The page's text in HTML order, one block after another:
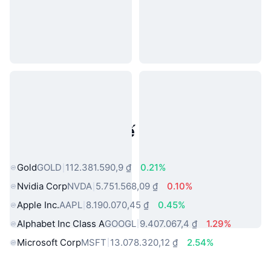
Tài sản trong thế giới thực phổ
GoldGOLD 112.381.590,9 ₫
0.21%
Nvidia CorpNVDA 5.751.568,09 ₫
0.10%
Apple Inc.AAPL 8.190.070,45 ₫
0.45%
Alphabet Inc Class AGOOGL 9.407.067,4 ₫
1.29%
Microsoft CorpMSFT 13.078.320,12 ₫
2.54%